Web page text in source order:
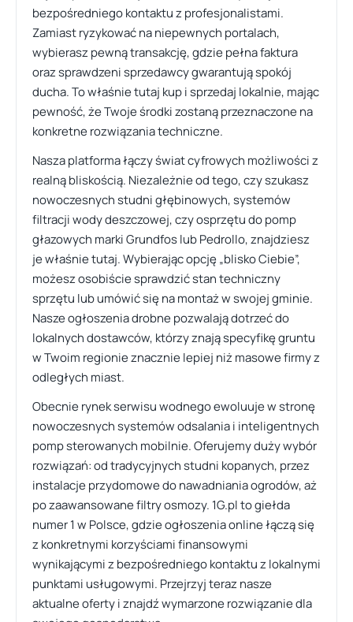
bezpośredniego kontaktu z profesjonalistami.
Zamiast ryzykować na niepewnych portalach,
wybierasz pewną transakcję, gdzie pełna faktura
oraz sprawdzeni sprzedawcy gwarantują spokój
ducha. To właśnie tutaj kup i sprzedaj lokalnie, mając
pewność, że Twoje środki zostaną przeznaczone na
konkretne rozwiązania techniczne.
Nasza platforma łączy świat cyfrowych możliwości z
realną bliskością. Niezależnie od tego, czy szukasz
nowoczesnych studni głębinowych, systemów
filtracji wody deszczowej, czy osprzętu do pomp
głazowych marki Grundfos lub Pedrollo, znajdziesz
je właśnie tutaj. Wybierając opcję „blisko Ciebie”,
możesz osobiście sprawdzić stan techniczny
sprzętu lub umówić się na montaż w swojej gminie.
Nasze ogłoszenia drobne pozwalają dotrzeć do
lokalnych dostawców, którzy znają specyfikę gruntu
w Twoim regionie znacznie lepiej niż masowe firmy z
odległych miast.
Obecnie rynek serwisu wodnego ewoluuje w stronę
nowoczesnych systemów odsalania i inteligentnych
pomp sterowanych mobilnie. Oferujemy duży wybór
rozwiązań: od tradycyjnych studni kopanych, przez
instalacje przydomowe do nawadniania ogrodów, aż
po zaawansowane filtry osmozy. 1G.pl to giełda
numer 1 w Polsce, gdzie ogłoszenia online łączą się
z konkretnymi korzyściami finansowymi
wynikającymi z bezpośredniego kontaktu z lokalnymi
punktami usługowymi. Przejrzyj teraz nasze
aktualne oferty i znajdź wymarzone rozwiązanie dla